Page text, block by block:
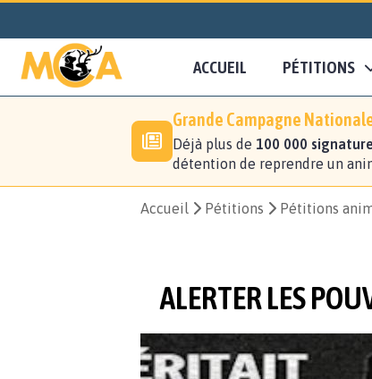
ACCUEIL PÉTITIONS
Grande Campagne
Déjà plus de 100 000
détention de reprendre un
Accueil Pétitions Pétitions
ALERTER LES